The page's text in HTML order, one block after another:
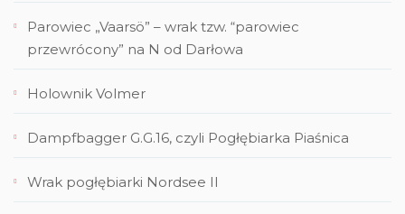
Parowiec „Vaarsö” – wrak tzw. “parowiec
przewrócony” na N od Darłowa
Holownik Volmer
Dampfbagger G.G.16, czyli Pogłębiarka Piaśnica
Wrak pogłębiarki Nordsee II